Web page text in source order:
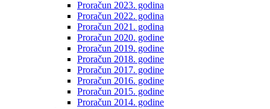
Proračun 2023. godina
Proračun 2022. godina
Proračun 2021. godina
Proračun 2020. godine
Proračun 2019. godine
Proračun 2018. godine
Proračun 2017. godine
Proračun 2016. godine
Proračun 2015. godine
Proračun 2014. godine